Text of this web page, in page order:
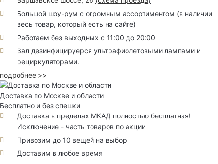
Большой шоу-рум с огромным ассортиментом (в наличии
весь товар, который есть на сайте)
Работаем без выходных с 11:00 до 20:00
Зал дезинфицируерся ультрафиолетовыми лампами и
рециркуляторами.
подробнее >>
Доставка по Москве и области
Бесплатно и без спешки
Доставка в пределах МКАД полностью бесплатная!
Исключение - часть товаров по акции
Привозим до 10 вещей на выбор
Доставим в любое время